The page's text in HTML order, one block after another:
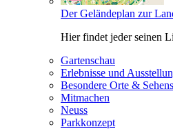
Der Geländeplan zur
Hier findet jeder seinen
Gartenschau
Erlebnisse und
Besondere Orte &
Mitmachen
Neuss
Parkkonzept